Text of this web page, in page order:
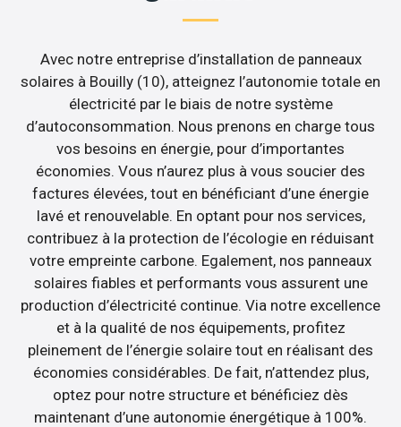
Avec notre entreprise d’installation de panneaux
solaires à Bouilly (10), atteignez l’autonomie totale en
électricité par le biais de notre système
d’autoconsommation. Nous prenons en charge tous
vos besoins en énergie, pour d’importantes
économies. Vous n’aurez plus à vous soucier des
factures élevées, tout en bénéficiant d’une énergie
lavé et renouvelable. En optant pour nos services,
contribuez à la protection de l’écologie en réduisant
votre empreinte carbone. Egalement, nos panneaux
solaires fiables et performants vous assurent une
production d’électricité continue. Via notre excellence
et à la qualité de nos équipements, profitez
pleinement de l’énergie solaire tout en réalisant des
économies considérables. De fait, n’attendez plus,
optez pour notre structure et bénéficiez dès
maintenant d’une autonomie énergétique à 100%.